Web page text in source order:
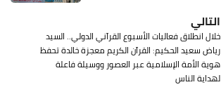
التالي
خلال انطلاق فعاليات الأسبوع القرآني الدولي.. السيد
رياض سعيد الحكيم: القرآن الكريم معجزة خالدة تحفظ
هوية الأمة الإسلامية عبر العصور ووسيلة فاعلة
لهداية الناس